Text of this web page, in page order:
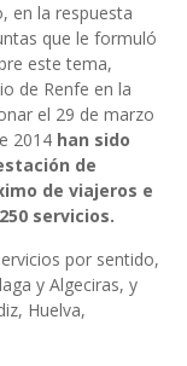
en la respuesta
que le formuló
este tema,
de Renfe en la
el 29 de marzo
2014 han sido
de
de viajeros e
servicios.
por sentido,
y Algeciras, y
Huelva,